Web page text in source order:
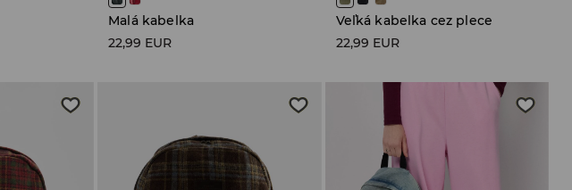
Malá kabelka
22,99 EUR
Veľká kabelka cez plece
22,99 EUR